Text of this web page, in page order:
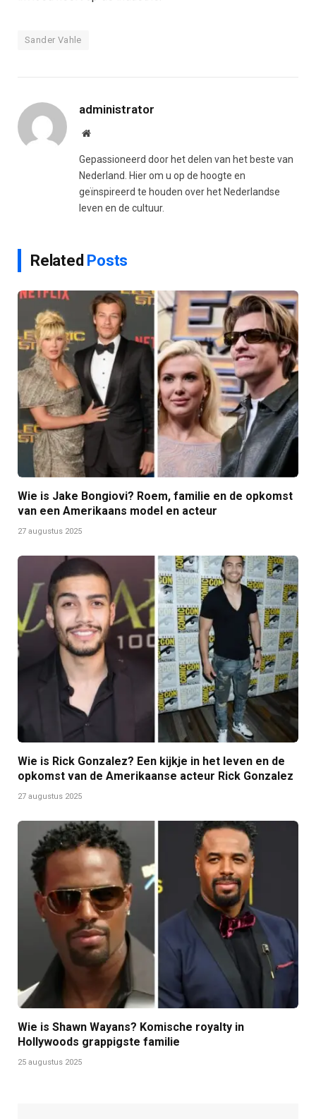
Sander Vahle
administrator
Website
Gepassioneerd door het delen van het beste van
Nederland. Hier om u op de hoogte en
geïnspireerd te houden over het Nederlandse
leven en de cultuur.
Related Posts
Wie is Jake Bongiovi? Roem, familie en de opkomst
van een Amerikaans model en acteur
27 augustus 2025
Wie is Rick Gonzalez? Een kijkje in het leven en de
opkomst van de Amerikaanse acteur Rick Gonzalez
27 augustus 2025
Wie is Shawn Wayans? Komische royalty in
Hollywoods grappigste familie
25 augustus 2025